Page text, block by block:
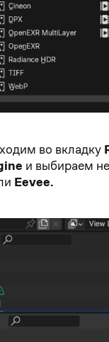
во вкладку
и выбираем
Eevee.